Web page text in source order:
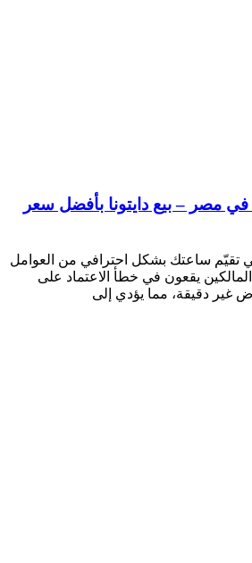
مصر – بيع دايتونا بأفضل سعر
تقيّم ساعتك بشكل احترافي من العوامل
يقعون في خطأ الاعتماد على
غير دقيقة، مما يؤدي إلى